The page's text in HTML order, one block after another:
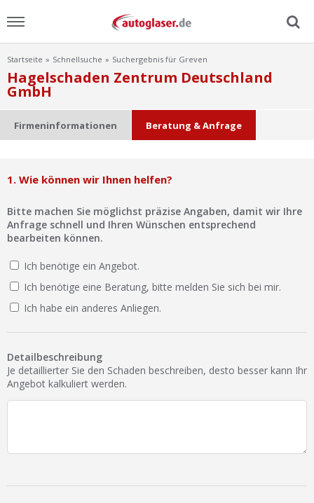
Menu
Home
Scheibensuche
FAQ
Lexikon
Werkstatt Login
Startseite Schnellsuche Suchergebnis für Greven
Hagelschaden Zentrum Deutschland
GmbH
Firmeninformationen Beratung & Anfrage
1. Wie können wir Ihnen helfen?
Bitte machen Sie möglichst präzise Angaben, damit wir Ihre
Anfrage schnell und Ihren Wünschen entsprechend
bearbeiten können.
Ich benötige ein Angebot.
Ich benötige eine Beratung, bitte melden Sie sich bei mir.
Ich habe ein anderes Anliegen.
Detailbeschreibung
Je detaillierter Sie den Schaden beschreiben, desto besser kann Ihr
Angebot kalkuliert werden.